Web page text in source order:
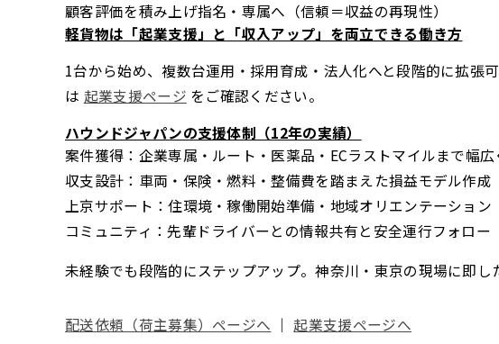
顧客評価を積み上げ指名・専属へ（信頼＝収益の再現性）
軽貨物は「起業支援」と「収入アップ」を両立できる働き方
1台から始め、複数台運用・採用育成・法人化へと段階的に拡張
は 起業支援ページ をご確認ください。
ハウンドジャパンの支援体制（12年の実績）
案件獲得：企業専属・ルート・医薬品・ECラストマイルまで幅広
収支設計：車両・保険・燃料・整備費を踏まえた損益モデル作成
上京サポート：住環境・稼働開始準備・地域オリエンテーション
コミュニティ：先輩ドライバーとの情報共有と安全運行フォロー
未経験でも段階的にステップアップ。神奈川・東京の現場に即し
配送依頼（荷主募集）ページへ ｜起業支援ページへ